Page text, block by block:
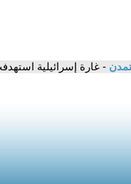
- غارة إسرائيلية